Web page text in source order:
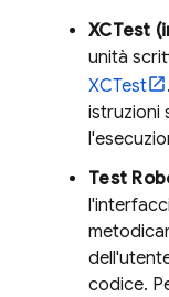
XCTest
unità
XCTest
istruzioni
Test
codice.